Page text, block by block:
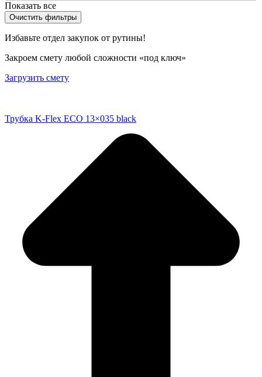
Показать все
Очистить фильтры
Избавьте отдел закупок от рутины!
Закроем смету любой сложности «под ключ»
Загрузить смету
Трубка K-Flex ECO 13×035 black